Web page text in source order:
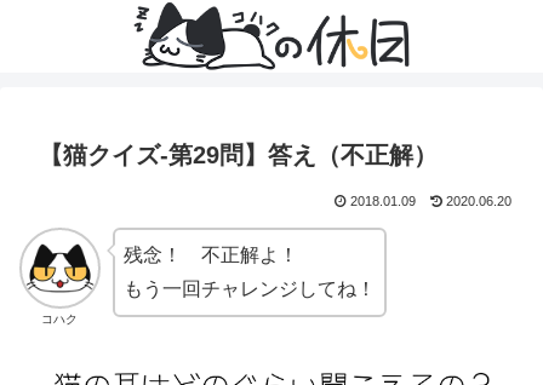
【猫クイズ-第29問】答え（不正解）
2018.01.09 2020.06.20
コハク
残念！ 不正解よ！
もう一回チャレンジしてね！